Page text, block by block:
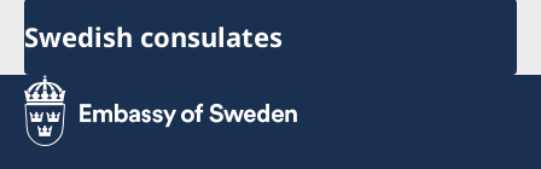
Swedish consulates